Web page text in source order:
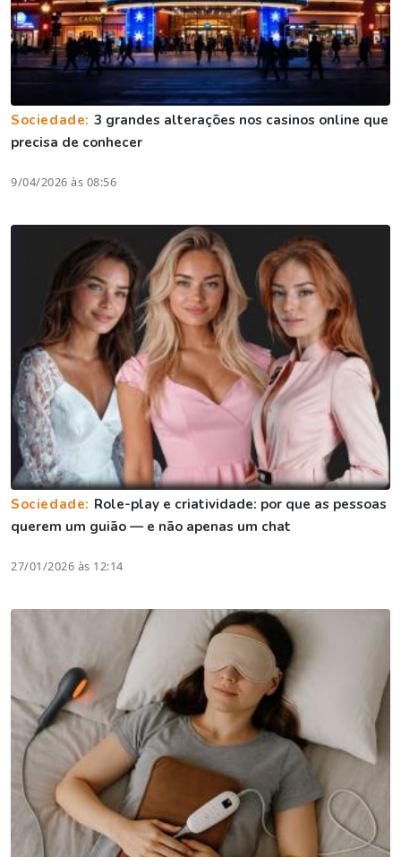
Sociedade: 3 grandes alterações nos casinos online que
precisa de conhecer
9/04/2026 às 08:56
Sociedade: Role-play e criatividade: por que as pessoas
querem um guião — e não apenas um chat
27/01/2026 às 12:14